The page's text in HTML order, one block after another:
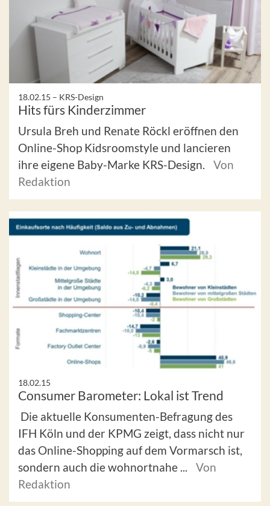
18.02.15 – KRS-Design
Hits fürs Kinderzimmer
Ursula Breh und Renate Röckl eröffnen den
Online-Shop Kidsroomstyle und lancieren
ihre eigene Baby-Marke KRS-Design.
Von
Redaktion
18.02.15
Consumer Barometer: Lokal ist Trend
Die aktuelle Konsumenten-Befragung des
IFH Köln und der KPMG zeigt, dass nicht nur
das Online-Shopping auf dem Vormarsch ist,
sondern auch die wohnortnahe ...
Von
Redaktion